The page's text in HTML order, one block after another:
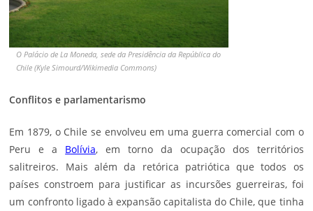
O Palácio de La Moneda, sede da Presidência da República do
Chile (Kyle Simourd/Wikimedia Commons)
Conflitos e parlamentarismo
Em 1879, o Chile se envolveu em uma guerra comercial com o
Peru e a Bolívia, em torno da ocupação dos territórios
salitreiros. Mais além da retórica patriótica que todos os
países constroem para justificar as incursões guerreiras, foi
um confronto ligado à expansão capitalista do Chile, que tinha